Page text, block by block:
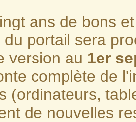
ans de bons
du portail sera
version au 1er
complète de
(ordinateurs,
de nouvelles